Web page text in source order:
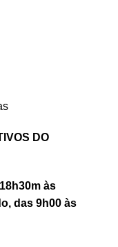
DO
às
das 9h00 às